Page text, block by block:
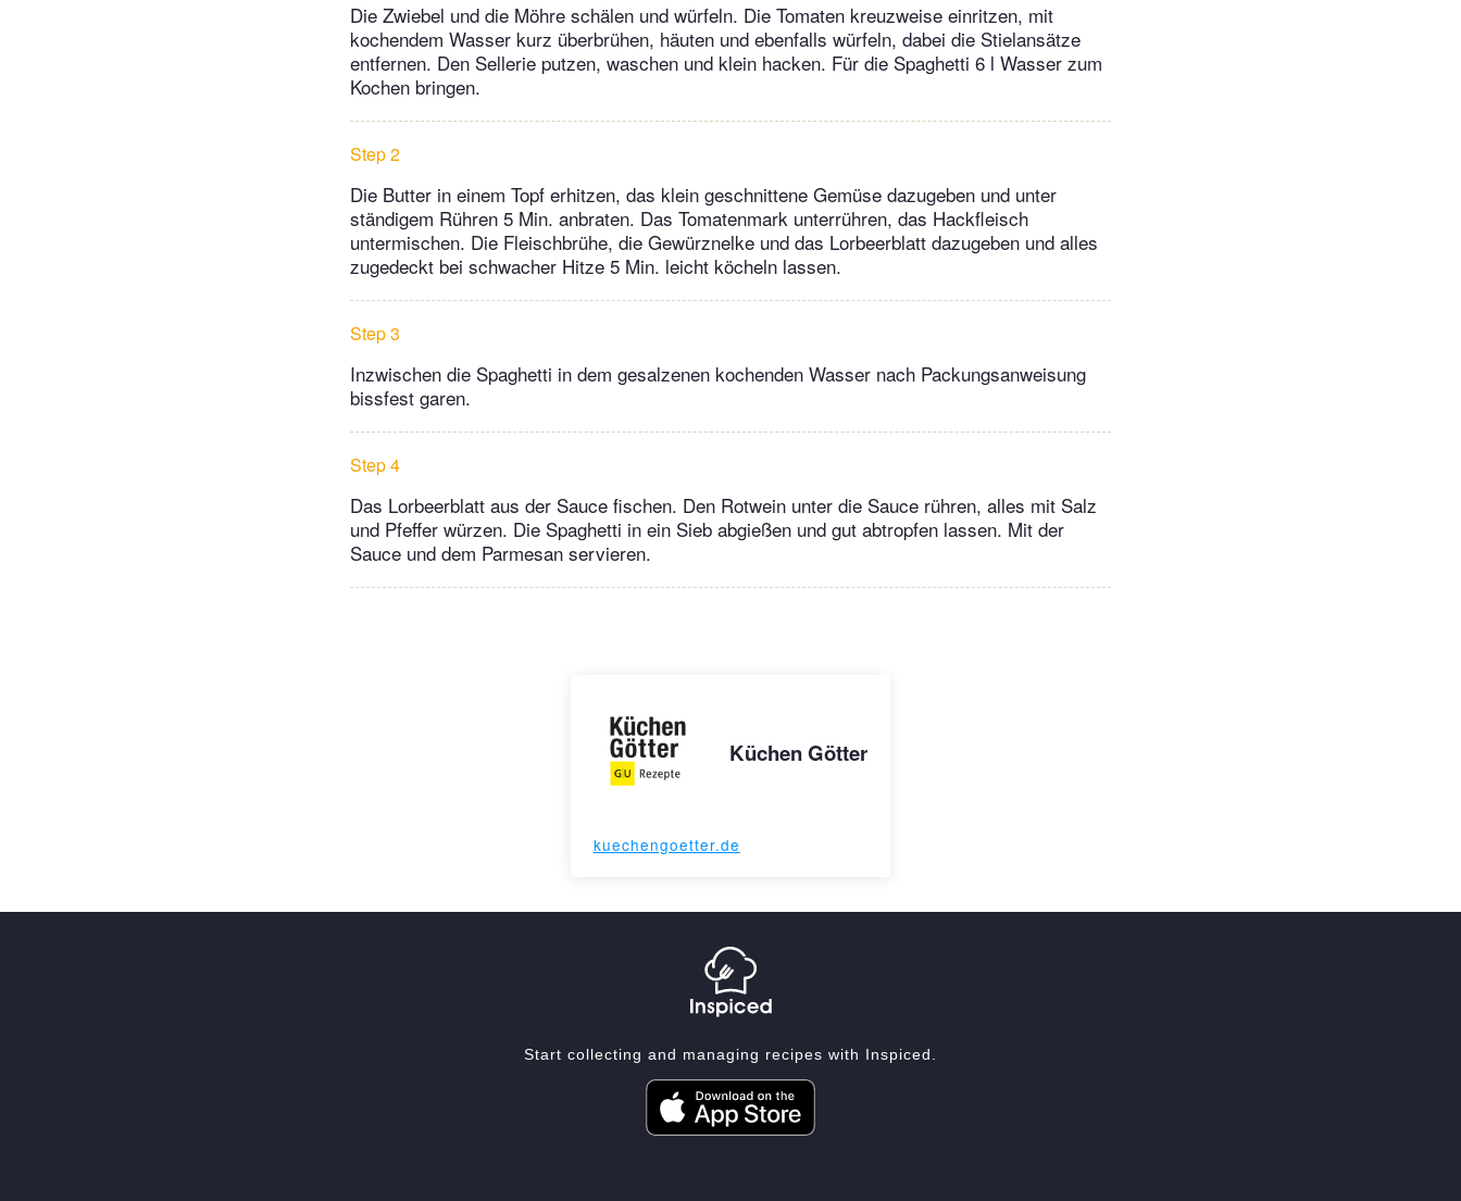
Die Zwiebel und die Möhre schälen und würfeln. Die Tomaten kreuzweise einritzen, mit
kochendem Wasser kurz überbrühen, häuten und ebenfalls würfeln, dabei die Stielansätze
entfernen. Den Sellerie putzen, waschen und klein hacken. Für die Spaghetti 6 l Wasser zum
Kochen bringen.
Step 2
Die Butter in einem Topf erhitzen, das klein geschnittene Gemüse dazugeben und unter
ständigem Rühren 5 Min. anbraten. Das Tomatenmark unterrühren, das Hackfleisch
untermischen. Die Fleischbrühe, die Gewürznelke und das Lorbeerblatt dazugeben und alles
zugedeckt bei schwacher Hitze 5 Min. leicht köcheln lassen.
Step 3
Inzwischen die Spaghetti in dem gesalzenen kochenden Wasser nach Packungsanweisung
bissfest garen.
Step 4
Das Lorbeerblatt aus der Sauce fischen. Den Rotwein unter die Sauce rühren, alles mit Salz
und Pfeffer würzen. Die Spaghetti in ein Sieb abgießen und gut abtropfen lassen. Mit der
Sauce und dem Parmesan servieren.
Küchen Götter
kuechengoetter.de
Start collecting and managing recipes with Inspiced.